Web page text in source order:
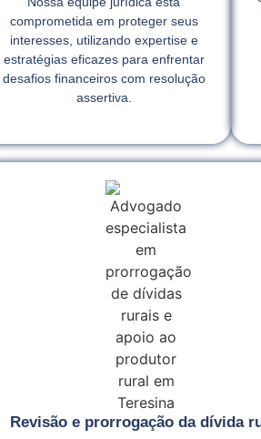
comprometida em proteger seus
interesses, utilizando expertise e
estratégias eficazes para enfrentar
desafios financeiros com resolução
assertiva.
Revisão e prorrogação da dívida